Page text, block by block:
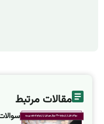
مقالات مرتبط